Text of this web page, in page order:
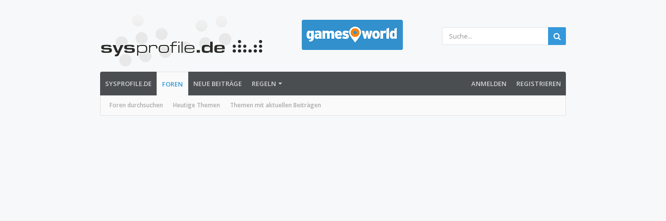
SYSPROFILE.DE FOREN
Foren durchsuchen Heutige Themen Themen mit aktuellen Beiträgen
NEUE BEITRÄGE REGELN ANMELDEN REGISTRIEREN